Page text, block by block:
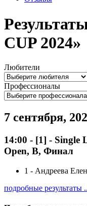
CUP 2024»
Любители
Профессионалы
7 сентября,
14:00 - [1] - Single
Open, B, Финал
1 - Андреева
подробные результаты